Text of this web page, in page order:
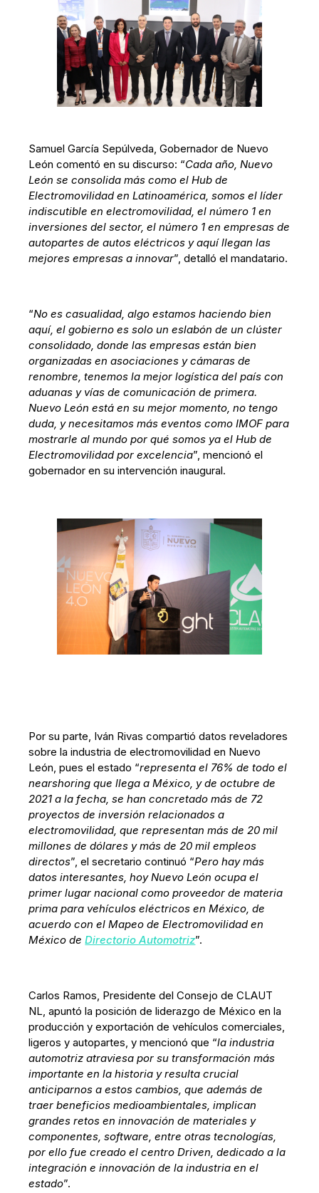
Samuel García Sepúlveda, Gobernador de Nuevo
León comentó en su discurso: “Cada año, Nuevo
León se consolida más como el Hub de
Electromovilidad en Latinoamérica, somos el líder
indiscutible en electromovilidad, el número 1 en
inversiones del sector, el número 1 en empresas de
autopartes de autos eléctricos y aquí llegan las
mejores empresas a innovar”, detalló el mandatario.
“No es casualidad, algo estamos haciendo bien
aquí, el gobierno es solo un eslabón de un clúster
consolidado, donde las empresas están bien
organizadas en asociaciones y cámaras de
renombre, tenemos la mejor logística del país con
aduanas y vías de comunicación de primera.
Nuevo León está en su mejor momento, no tengo
duda, y necesitamos más eventos como IMOF para
mostrarle al mundo por qué somos ya el Hub de
Electromovilidad por excelencia”, mencionó el
gobernador en su intervención inaugural.
Por su parte, Iván Rivas compartió datos reveladores
sobre la industria de electromovilidad en Nuevo
León, pues el estado “representa el 76% de todo el
nearshoring que llega a México, y de octubre de
2021 a la fecha, se han concretado más de 72
proyectos de inversión relacionados a
electromovilidad, que representan más de 20 mil
millones de dólares y más de 20 mil empleos
directos”, el secretario continuó “Pero hay más
datos interesantes, hoy Nuevo León ocupa el
primer lugar nacional como proveedor de materia
prima para vehículos eléctricos en México, de
acuerdo con el Mapeo de Electromovilidad en
México deDirectorio Automotriz”.
Carlos Ramos, Presidente del Consejo de CLAUT
NL, apuntó la posición de liderazgo de México en la
producción y exportación de vehículos comerciales,
ligeros y autopartes, y mencionó que “la industria
automotriz atraviesa por su transformación más
importante en la historia y resulta crucial
anticiparnos a estos cambios, que además de
traer beneficios medioambientales, implican
grandes retos en innovación de materiales y
componentes, software, entre otras tecnologías,
por ello fue creado el centro Driven, dedicado a la
integración e innovación de la industria en el
estado”.